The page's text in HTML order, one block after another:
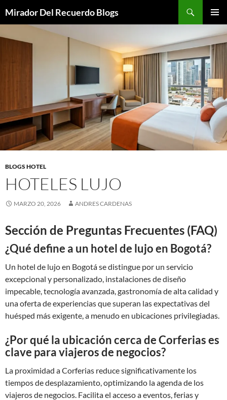
contenido
Mirador Del Recuerdo Blogs
BLOGS HOTEL
HOTELES LUJO
MARZO 20, 2026 ANDRES CARDENAS
Sección de Preguntas Frecuentes (FAQ)
¿Qué define a un hotel de lujo en Bogotá?
Un hotel de lujo en Bogotá se distingue por un servicio
excepcional y personalizado, instalaciones de diseño
impecable, tecnología avanzada, gastronomía de alta calidad y
una oferta de experiencias que superan las expectativas del
huésped más exigente, a menudo en ubicaciones privilegiadas.
¿Por qué la ubicación cerca de Corferias es
clave para viajeros de negocios?
La proximidad a Corferias reduce significativamente los
tiempos de desplazamiento, optimizando la agenda de los
viajeros de negocios. Facilita el acceso a eventos, ferias y